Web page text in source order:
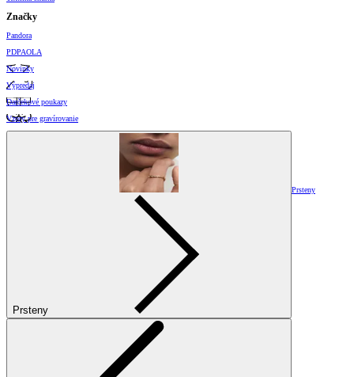
Značky
Pandora
PDPAOLA
Novinky
Výpredaj
Darčekové poukazy
Vzory pre gravírovanie
Prsteny
Prsteny